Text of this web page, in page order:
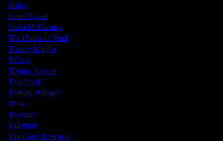
Sisley
Sonia Rykiel
Stella McCartney
The House of Oud
Thierry Mugler
Tiffany
Tiziana Terenzi
Tom Ford
Tommy Hilfiger
Tous
Trussardi
Valentino
Van Cleef & Arpels